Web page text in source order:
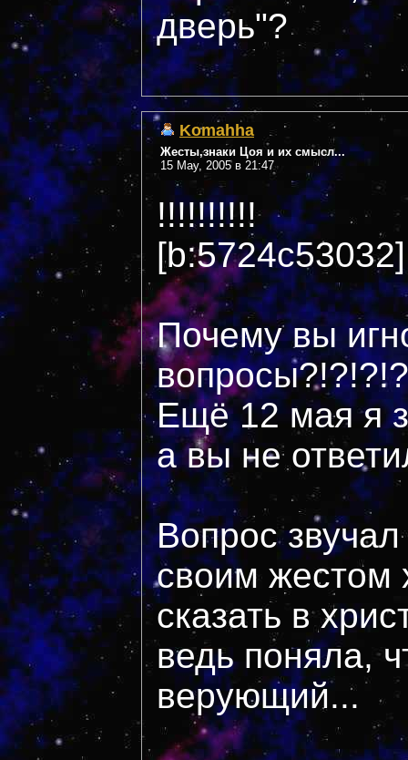
дверь"?
Komahha
Жесты,знаки Цоя и их смысл...
15 May, 2005 в 21:47
!!!!!!!!!!
Почему вы
Ещё 12 мая я
а вы не
Вопрос
своим жестом
сказать в
ведь поняла,
верующий...